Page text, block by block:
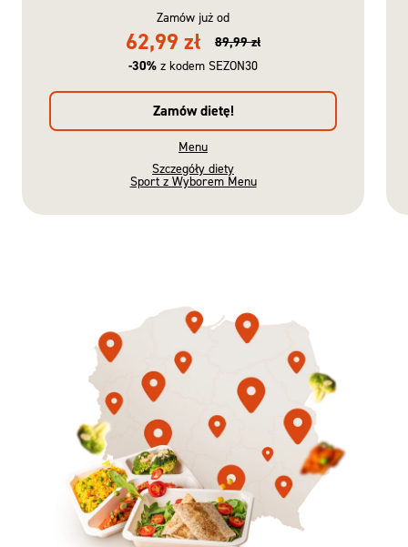
Zamów już od
62,99 zł
89,99 zł
-30% z kodem SEZON30
Zamów dietę!
Menu
Szczegóły diety
Sport z Wyborem Menu